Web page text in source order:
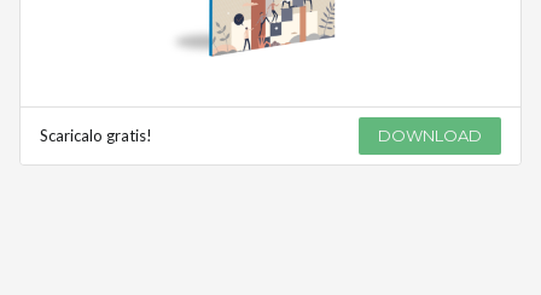
Scaricalo gratis! DOWNLOAD